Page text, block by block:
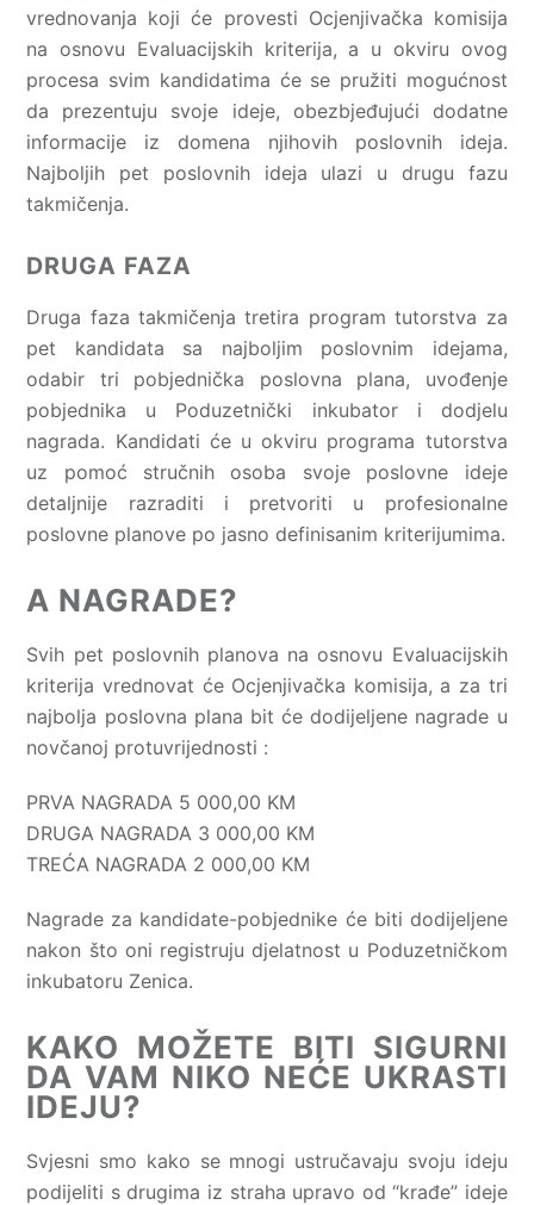
vrednovanja koji će provesti Ocjenjivačka komisija
na osnovu Evaluacijskih kriterija, a u okviru ovog
procesa svim kandidatima će se pružiti mogućnost
da prezentuju svoje ideje, obezbjeđujući dodatne
informacije iz domena njihovih poslovnih ideja.
Najboljih pet poslovnih ideja ulazi u drugu fazu
takmičenja.
DRUGA FAZA
Druga faza takmičenja tretira program tutorstva za
pet kandidata sa najboljim poslovnim idejama,
odabir tri pobjednička poslovna plana, uvođenje
pobjednika u Poduzetnički inkubator i dodjelu
nagrada. Kandidati će u okviru programa tutorstva
uz pomoć stručnih osoba svoje poslovne ideje
detaljnije razraditi i pretvoriti u profesionalne
poslovne planove po jasno definisanim kriterijumima.
A NAGRADE?
Svih pet poslovnih planova na osnovu Evaluacijskih
kriterija vrednovat će Ocjenjivačka komisija, a za tri
najbolja poslovna plana bit će dodijeljene nagrade u
novčanoj protuvrijednosti :
PRVA NAGRADA 5 000,00 KM
DRUGA NAGRADA 3 000,00 KM
TREĆA NAGRADA 2 000,00 KM
Nagrade za kandidate-pobjednike će biti dodijeljene
nakon što oni registruju djelatnost u Poduzetničkom
inkubatoru Zenica.
KAKO MOŽETE BITI SIGURNI
DA VAM NIKO NEĆE UKRASTI
IDEJU?
Svjesni smo kako se mnogi ustručavaju svoju ideju
podijeliti s drugima iz straha upravo od “krađe” ideje